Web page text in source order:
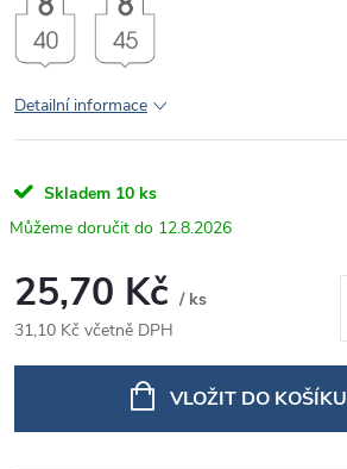
Detailní informace
Skladem 10 ks
12.8.2026
25,70 Kč / ks
31,10 Kč včetně DPH
VLOŽIT DO KOŠÍKU